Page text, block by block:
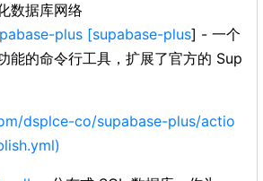
数据库网络
plus [supabase-plus] - 一个
能的命令行工具，扩展了官方的 Sup
dsplce-co/supabase-plus/actio